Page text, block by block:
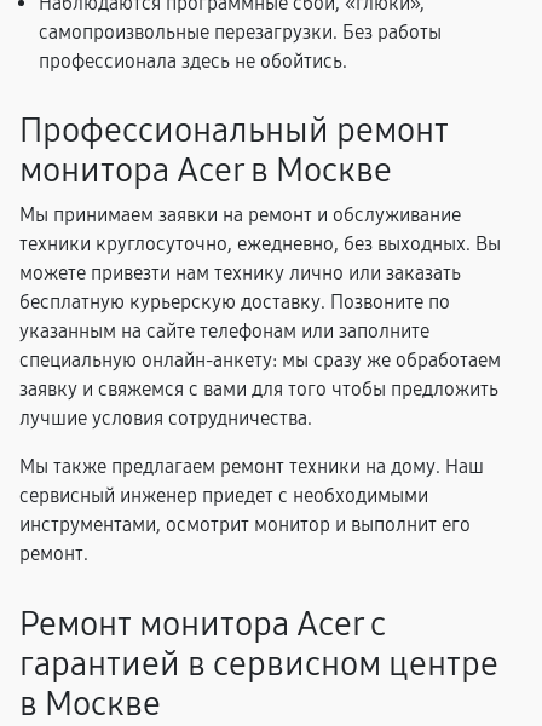
самопроизвольные перезагрузки. Без работы
профессионала здесь не обойтись.
Профессиональный ремонт
монитора Acer в Москве
Мы принимаем заявки на ремонт и обслуживание
техники круглосуточно, ежедневно, без выходных. Вы
можете привезти нам технику лично или заказать
бесплатную курьерскую доставку. Позвоните по
указанным на сайте телефонам или заполните
специальную онлайн-анкету: мы сразу же обработаем
заявку и свяжемся с вами для того чтобы предложить
лучшие условия сотрудничества.
Мы также предлагаем ремонт техники на дому. Наш
сервисный инженер приедет с необходимыми
инструментами, осмотрит монитор и выполнит его
ремонт.
Ремонт монитора Acer с
гарантией в сервисном центре
в Москве